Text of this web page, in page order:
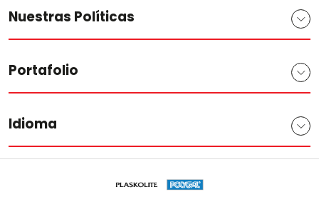
Nuestras Políticas
Portafolio
Idioma